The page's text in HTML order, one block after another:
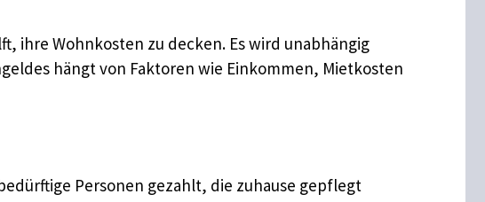
ihre Wohnkosten zu decken. Es wird unabhängig
hängt von Faktoren wie Einkommen, Mietkosten
Personen gezahlt, die zuhause gepflegt